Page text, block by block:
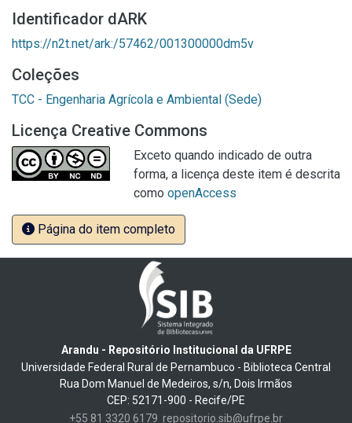
Identificador dARK
https://n2t.net/ark:/57462/001300000dm5v
Coleções
TCC - Engenharia Agrícola e Ambiental (Sede)
Licença Creative Commons
Exceto quando indicado de outra
forma, a licença deste item é descrita
como openAccess
Página do item completo
Arandu - Repositório Institucional da UFRPE
Universidade Federal Rural de Pernambuco - Biblioteca Central
Rua Dom Manuel de Medeiros, s/n, Dois Irmãos
CEP: 52171-900 - Recife/PE
+55 81 3320 6179 repositorio.sib@ufrpe.br